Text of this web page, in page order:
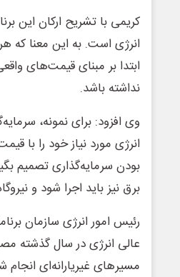
کریمی با تشریح ارکان این
انرژی است. به این معنا که
ابتدا بر مبنای قیمت‌های
نداشته باشد.
وی افزود: برای نمونه،
انرژی مورد نیاز خود را با
بودن سرمایه‌گذاری تصمیم
برق نیز باید اجرا شود و
رئیس امور انرژی سازمان
عالی انرژی در سال گذشته
مسیرهای غیریارانه‌ای